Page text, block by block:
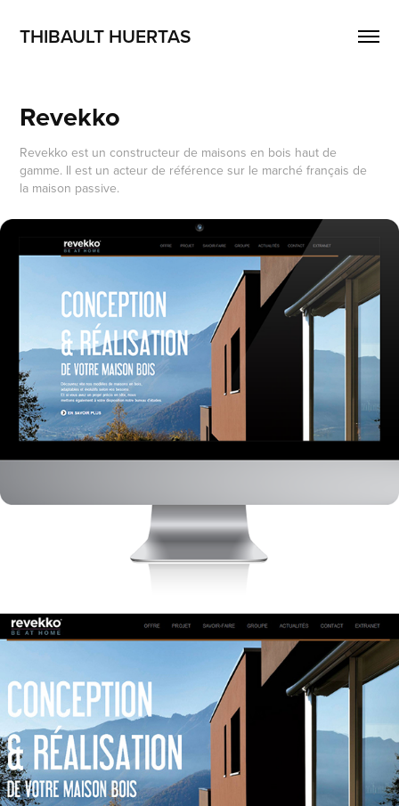
THIBAULT HUERTAS
Revekko
Revekko est un constructeur de maisons en bois haut de
gamme. Il est un acteur de référence sur le marché français de
la maison passive.